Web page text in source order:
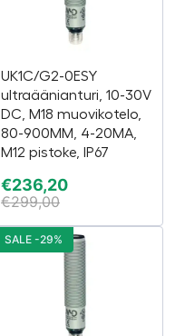
UK1C/G2-0ESY
ultraäänianturi, 10-30V
DC, M18 muovikotelo,
80-900MM, 4-20MA,
M12 pistoke, IP67
€236,20
€299,00
SALE -29%